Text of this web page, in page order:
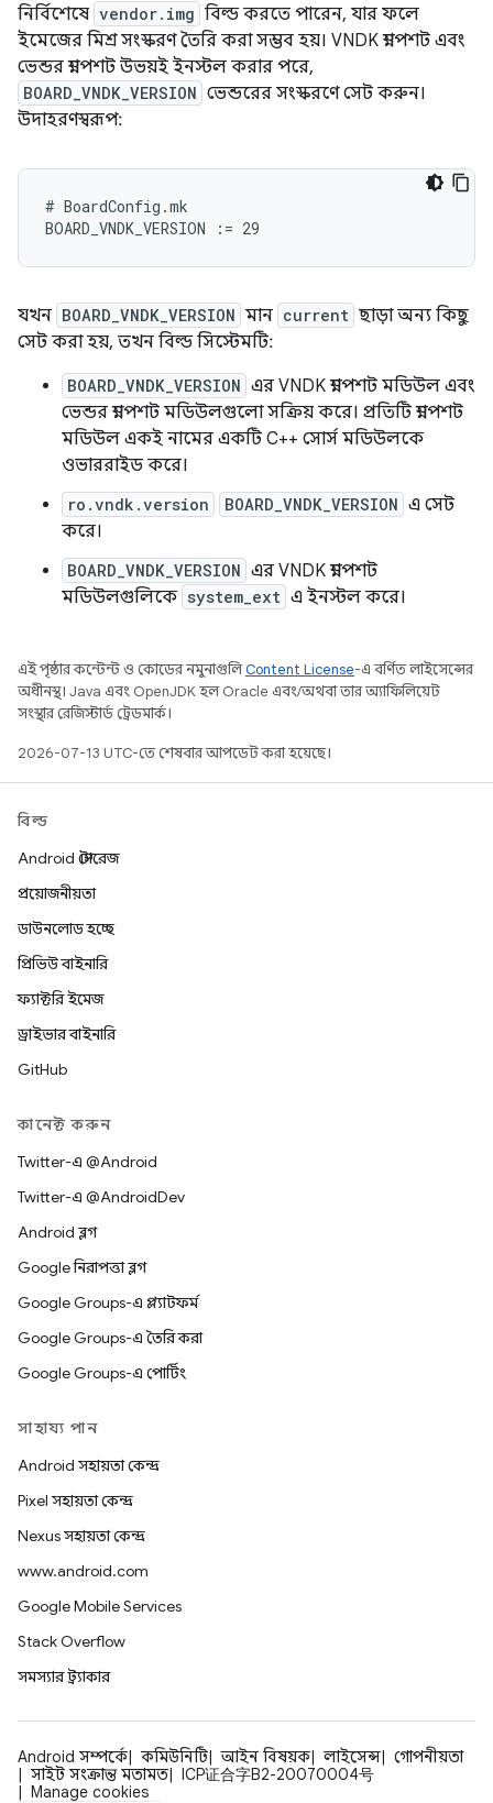
নির্বিশেষে vendor.img বিল্ড করতে পারেন, যার ফলে
ইমেজের মিশ্র সংস্করণ তৈরি করা সম্ভব হয়। VNDK স্ন্যাপশট এবং
ভেন্ডর স্ন্যাপশট উভয়ই ইনস্টল করার পরে,
BOARD_VNDK_VERSION ভেন্ডরের সংস্করণে সেট করুন।
উদাহরণস্বরূপ:
# BoardConfig.mk
যখন BOARD_VNDK_VERSION মান current ছাড়া অন্য কিছু
সেট করা হয়, তখন বিল্ড সিস্টেমটি:
BOARD_VNDK_VERSION এর VNDK স্ন্যাপশট মডিউল এবং
ভেন্ডর স্ন্যাপশট মডিউলগুলো সক্রিয় করে। প্রতিটি স্ন্যাপশট
মডিউল একই নামের একটি C++ সোর্স মডিউলকে
ওভাররাইড করে।
ro.vndk.version BOARD_VNDK_VERSION এ সেট
করে।
BOARD_VNDK_VERSION এর VNDK স্ন্যাপশট
মডিউলগুলিকে system_ext এ ইনস্টল করে।
এই পৃষ্ঠার কন্টেন্ট ও কোডের নমুনাগুলিContent License-এ বর্ণিত লাইসেন্সের
অধীনস্থ। Java এবং OpenJDK হল Oracle এবং/অথবা তার অ্যাফিলিয়েট
সংস্থার রেজিস্টার্ড ট্রেডমার্ক।
2026-07-13 UTC-তে শেষবার আপডেট করা হয়েছে।
বিল্ড
Android স্টোরেজ
প্রয়োজনীয়তা
ডাউনলোড হচ্ছে
প্রিভিউ বাইনারি
ফ্যাক্টরি ইমেজ
ড্রাইভার বাইনারি
GitHub
কানেক্ট করুন
Twitter-এ @Android
Twitter-এ @AndroidDev
Android ব্লগ
Google নিরাপত্তা ব্লগ
Google Groups-এ প্ল্যাটফর্ম
Google Groups-এ তৈরি করা
Google Groups-এ পোর্টিং
সাহায্য পান
Android সহায়তা কেন্দ্র
Pixel সহায়তা কেন্দ্র
Nexus সহায়তা কেন্দ্র
www.android.com
Google Mobile Services
Stack Overflow
সমস্যার ট্র্যাকার
Android সম্পর্কে কমিউনিটি আইন বিষয়ক লাইসেন্স
গোপনীয়তা
সাইট সংক্রান্ত মতামত
ICP证合字B2-20070004号
Manage cookies